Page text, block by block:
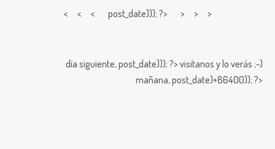
< < < post_date))); ?> > > >
día siguiente,post_date))); ?> visitanos y lo verás ;-)
mañana,post_date)+86400)); ?>